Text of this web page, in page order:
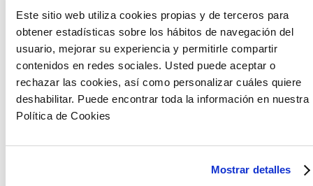
Este sitio web utiliza cookies propias y de terceros para
obtener estadísticas sobre los hábitos de navegación del
usuario, mejorar su experiencia y permitirle compartir
contenidos en redes sociales. Usted puede aceptar o
rechazar las cookies, así como personalizar cuáles quiere
deshabilitar. Puede encontrar toda la información en nuestra
Política de Cookies
Mostrar detalles
obtenidos con la captación de fondos de bonos se
destinen a proyectos alineados con la Taxonomía
de la UE. Esta es una parte preexistente del marco
de finanzas sostenibles de la UE.
Según el análisis de MainStreet Partners, la
alineación media con la Taxonomía Europea es del
53% (62% para Bonos Verdes y 21% para Bonos
la Taxonomía de la UE pertenecen al sector de